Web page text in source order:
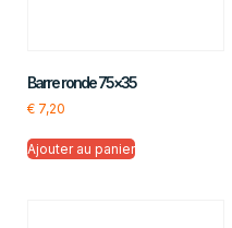
Barre ronde 75×35
€ 7,20
Ajouter au panier